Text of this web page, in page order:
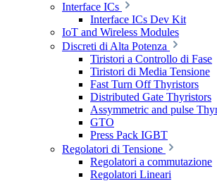
Interface ICs
Interface ICs Dev Kit
IoT and Wireless Modules
Discreti di Alta Potenza
Tiristori a Controllo di Fase
Tiristori di Media Tensione
Fast Turn Off Thyristors
Distributed Gate Thyristors
Assymmetric and pulse
GTO
Press Pack IGBT
Regolatori di Tensione
Regolatori a commutazione
Regolatori Lineari